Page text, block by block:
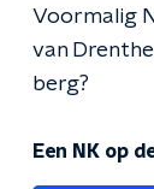
Voormalig
van
berg?
Een NK op